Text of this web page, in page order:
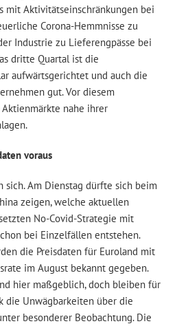
mit Aktivitätseinschränkungen bei
Corona-Hemmnisse zu
Industrie zu Lieferengpässe bei
dritte Quartal ist die
aufwärtsgerichtet und auch die
gut. Vor diesem
nahe ihrer
voraus
sich. Am Dienstag dürfte sich beim
zeigen, welche aktuellen
No-Covid-Strategie mit
bei Einzelfällen entstehen.
die Preisdaten für Euroland mit
im August bekannt gegeben.
hier maßgeblich, doch bleiben für
die Unwägbarkeiten über die
besonderer Beobachtung. Die